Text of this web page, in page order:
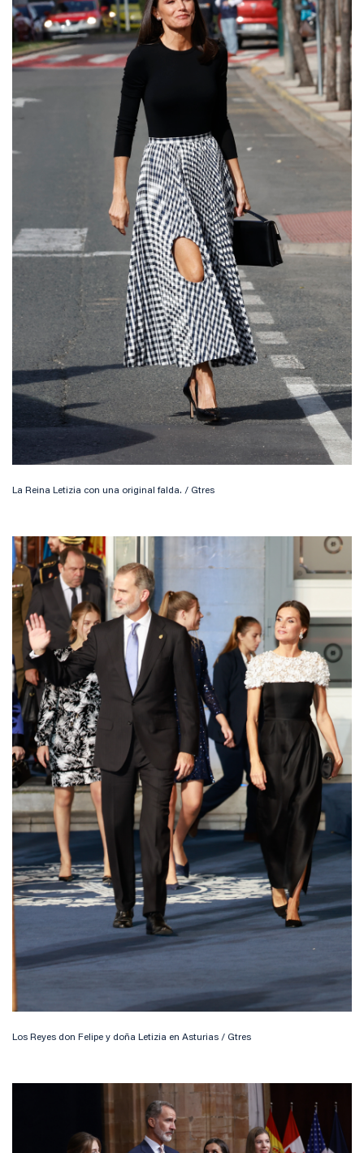
La Reina Letizia con una original falda. / Gtres
Los Reyes don Felipe y doña Letizia en Asturias / Gtres